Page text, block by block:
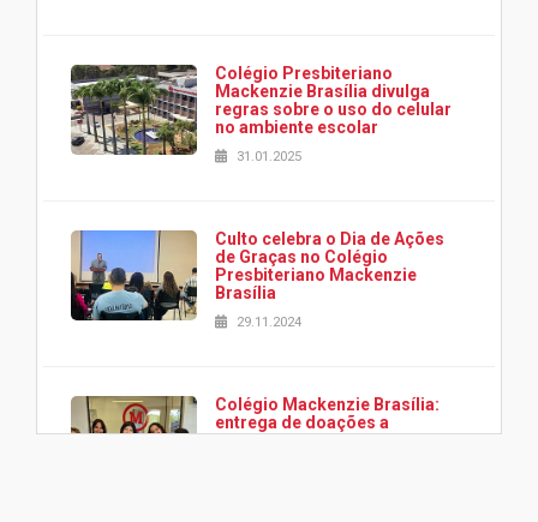
Colégio Presbiteriano
Mackenzie Brasília divulga
regras sobre o uso do celular
no ambiente escolar
31.01.2025
Culto celebra o Dia de Ações
de Graças no Colégio
Presbiteriano Mackenzie
Brasília
29.11.2024
Colégio Mackenzie Brasília:
entrega de doações a
associação Viver da Cidade